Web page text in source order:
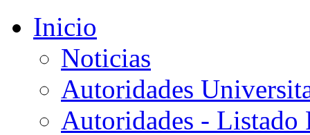
Inicio
Noticias
Autoridades
Autoridades - Listado